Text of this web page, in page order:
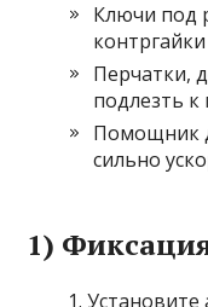
Ключи под
Перчатки,
подлезть к
Помощник
сильно
1)
Установите